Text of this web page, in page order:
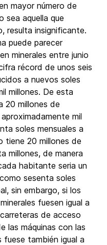
mayor número de
sea aquella que
resulta insignificante.
puede parecer
minerales entre junio
récord de unos seis
a nuevos soles
millones. De esta
20 millones de
mil
soles mensuales a
tiene 20 millones de
millones, de manera
habitante seria un
sesenta soles
sin embargo, si los
fuesen igual a
de acceso
las máquinas con las
fuese también igual a